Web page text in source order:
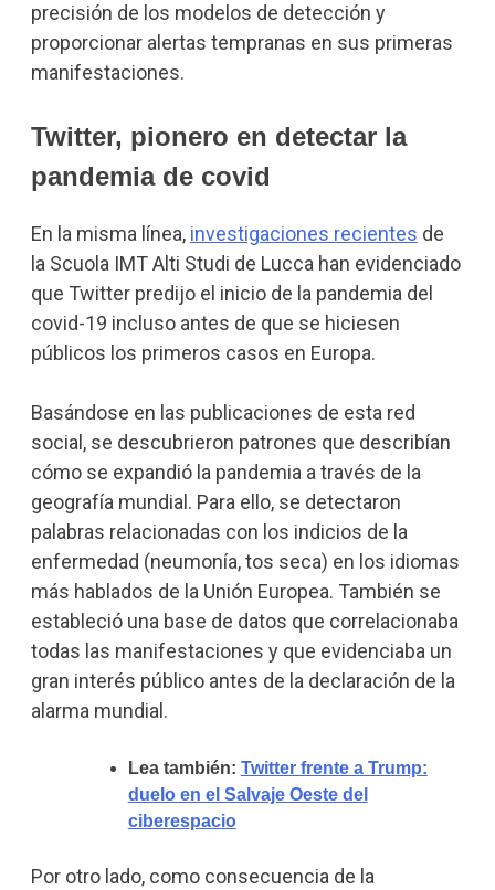
precisión de los modelos de detección y
proporcionar alertas tempranas en sus primeras
manifestaciones.
Twitter, pionero en detectar la
pandemia de covid
En la misma línea, investigaciones recientes de
la Scuola IMT Alti Studi de Lucca han evidenciado
que Twitter predijo el inicio de la pandemia del
covid-19 incluso antes de que se hiciesen
públicos los primeros casos en Europa.
Basándose en las publicaciones de esta red
social, se descubrieron patrones que describían
cómo se expandió la pandemia a través de la
geografía mundial. Para ello, se detectaron
palabras relacionadas con los indicios de la
enfermedad (neumonía, tos seca) en los idiomas
más hablados de la Unión Europea. También se
estableció una base de datos que correlacionaba
todas las manifestaciones y que evidenciaba un
gran interés público antes de la declaración de la
alarma mundial.
Lea también: Twitter frente a Trump:
duelo en el Salvaje Oeste del
ciberespacio
Por otro lado, como consecuencia de la